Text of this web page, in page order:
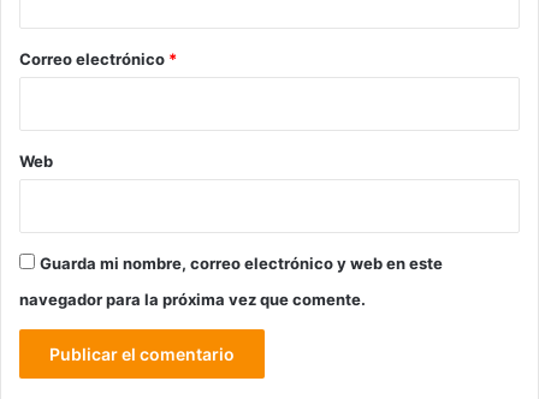
*
Correo electrónico *
Web
Guarda mi nombre, correo electrónico y web en este
navegador para la próxima vez que comente.